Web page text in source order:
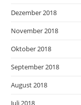
Dezember 2018
November 2018
Oktober 2018
September 2018
August 2018
Juli 2018